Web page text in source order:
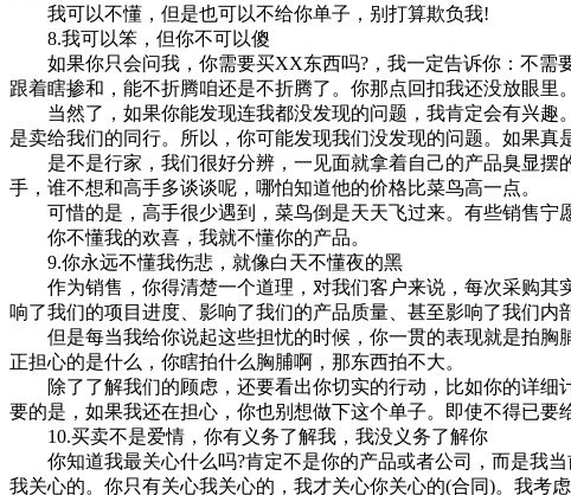
我可以不懂，但是也可以不给你单子，别打算欺负我!
8.我可以笨，但你不可以傻
如果你只会问我，你需要买XX东西吗?，我一定告诉你：不需
跟着瞎掺和，能不折腾咱还是不折腾了。你那点回扣我还没放眼里。
当然了，如果你能发现连我都没发现的问题，我肯定会有兴趣
是卖给我们的同行。所以，你可能发现我们没发现的问题。如果真
是不是行家，我们很好分辨，一见面就拿着自己的产品臭显摆
手，谁不想和高手多谈谈呢，哪怕知道他的价格比菜鸟高一点。
可惜的是，高手很少遇到，菜鸟倒是天天飞过来。有些销售宁
你不懂我的欢喜，我就不懂你的产品。
9.你永远不懂我伤悲，就像白天不懂夜的黑
作为销售，你得清楚一个道理，对我们客户来说，每次采购其
响了我们的项目进度、影响了我们的产品质量、甚至影响了我们内
但是每当我给你说起这些担忧的时候，你一贯的表现就是拍胸
正担心的是什么，你瞎拍什么胸脯啊，那东西拍不大。
除了了解我们的顾虑，还要看出你切实的行动，比如你的详细
要的是，如果我还在担心，你也别想做下这个单子。即使不得已
10.买卖不是爱情，你有义务了解我，我没义务了解你
你知道我最关心什么吗?肯定不是你的产品或者公司，而是我当
我关心的。你只有关心我关心的，我才关心你关心的(合同)。我考